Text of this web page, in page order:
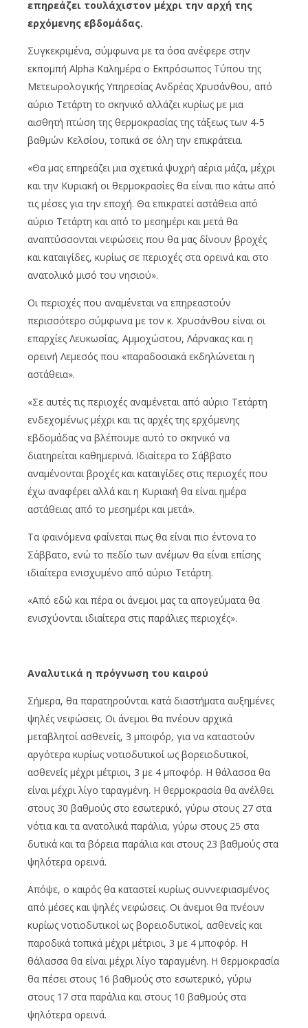
επηρεάζει τουλάχιστον μέχρι την αρχή της
ερχόμενης εβδομάδας.
Συγκεκριμένα, σύμφωνα με τα όσα ανέφερε στην
εκπομπή Alpha Καλημέρα ο Εκπρόσωπος Τύπου της
Μετεωρολογικής Υπηρεσίας Ανδρέας Χρυσάνθου, από
αύριο Τετάρτη το σκηνικό αλλάζει κυρίως με μια
αισθητή πτώση της θερμοκρασίας της τάξεως των 4-5
βαθμών Κελσίου, τοπικά σε όλη την επικράτεια.
«Θα μας επηρεάζει μια σχετικά ψυχρή αέρια μάζα, μέχρι
και την Κυριακή οι θερμοκρασίες θα είναι πιο κάτω από
τις μέσες για την εποχή. Θα επικρατεί αστάθεια από
αύριο Τετάρτη και από το μεσημέρι και μετά θα
αναπτύσσονται νεφώσεις που θα μας δίνουν βροχές
και καταιγίδες, κυρίως σε περιοχές στα ορεινά και στο
ανατολικό μισό του νησιού».
Οι περιοχές που αναμένεται να επηρεαστούν
περισσότερο σύμφωνα με τον κ. Χρυσάνθου είναι οι
επαρχίες Λευκωσίας, Αμμοχώστου, Λάρνακας και η
ορεινή Λεμεσός που «παραδοσιακά εκδηλώνεται η
αστάθεια».
«Σε αυτές τις περιοχές αναμένεται από αύριο Τετάρτη
ενδεχομένως μέχρι και τις αρχές της ερχόμενης
εβδομάδας να βλέπουμε αυτό το σκηνικό να
διατηρείται καθημερινά. Ιδιαίτερα το Σάββατο
αναμένονται βροχές και καταιγίδες στις περιοχές που
έχω αναφέρει αλλά και η Κυριακή θα είναι ημέρα
αστάθειας από το μεσημέρι και μετά».
Τα φαινόμενα φαίνεται πως θα είναι πιο έντονα το
Σάββατο, ενώ το πεδίο των ανέμων θα είναι επίσης
ιδιαίτερα ενισχυμένο από αύριο Τετάρτη.
«Από εδώ και πέρα οι άνεμοι μας τα απογεύματα θα
ενισχύονται ιδιαίτερα στις παράλιες περιοχές».
Αναλυτικά η πρόγνωση του καιρού
Σήμερα, θα παρατηρούνται κατά διαστήματα αυξημένες
ψηλές νεφώσεις. Οι άνεμοι θα πνέουν αρχικά
μεταβλητοί ασθενείς, 3 μποφόρ, για να καταστούν
αργότερα κυρίως νοτιοδυτικοί ως βορειοδυτικοί,
ασθενείς μέχρι μέτριοι, 3 με 4 μποφόρ. Η θάλασσα θα
είναι μέχρι λίγο ταραγμένη. Η θερμοκρασία θα ανέλθει
στους 30 βαθμούς στο εσωτερικό, γύρω στους 27 στα
νότια και τα ανατολικά παράλια, γύρω στους 25 στα
δυτικά και τα βόρεια παράλια και στους 23 βαθμούς στα
ψηλότερα ορεινά.
Απόψε, ο καιρός θα καταστεί κυρίως συννεφιασμένος
από μέσες και ψηλές νεφώσεις. Οι άνεμοι θα πνέουν
κυρίως νοτιοδυτικοί ως βορειοδυτικοί, ασθενείς και
παροδικά τοπικά μέχρι μέτριοι, 3 με 4 μποφόρ. Η
θάλασσα θα είναι μέχρι λίγο ταραγμένη. Η θερμοκρασία
θα πέσει στους 16 βαθμούς στο εσωτερικό, γύρω
στους 17 στα παράλια και στους 10 βαθμούς στα
ψηλότερα ορεινά.